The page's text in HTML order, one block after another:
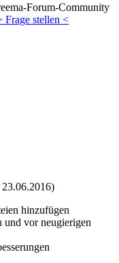
Forum-Community
Frage stellen <
hinzufügen
und vor neugierigen